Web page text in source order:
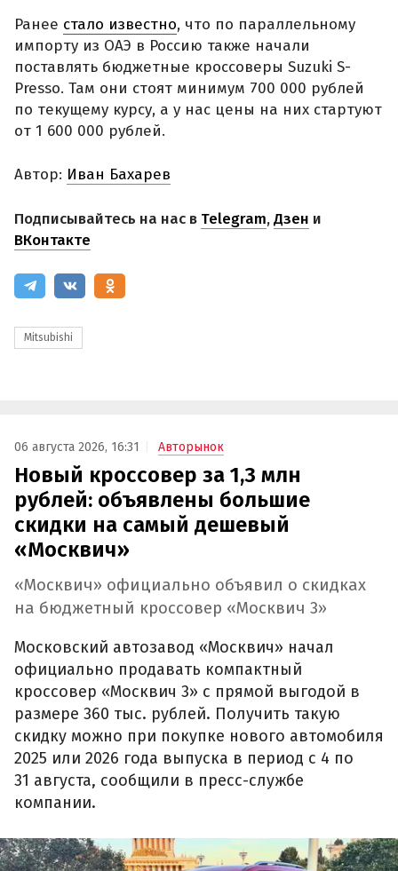
Ранее стало известно, что по параллельному
импорту из ОАЭ в Россию также начали
поставлять бюджетные кроссоверы Suzuki S-
Presso. Там они стоят минимум 700 000 рублей
по текущему курсу, а у нас цены на них стартуют
от 1 600 000 рублей.
Автор: Иван Бахарев
Подписывайтесь на нас в Telegram,Дзен и
ВКонтакте
Mitsubishi
06 августа 2026, 16:31 Авторынок
Новый кроссовер за 1,3 млн
рублей: объявлены большие
скидки на самый дешевый
«Москвич»
«Москвич» официально объявил о скидках
на бюджетный кроссовер «Москвич 3»
Московский автозавод «Москвич» начал
официально продавать компактный
кроссовер «Москвич 3» с прямой выгодой в
размере 360 тыс. рублей. Получить такую
скидку можно при покупке нового автомобиля
2025 или 2026 года выпуска в период с 4 по
31 августа, сообщили в пресс-службе
компании.